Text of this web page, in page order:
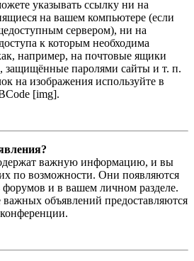
указывать ссылку ни на
на вашем компьютере (если
сервером), ни на
к которым необходима
например, на почтовые ящики
защищённые паролями сайты и т. п.
на изображения используйте в
[img].
важную информацию, и вы
по возможности. Они появляются
форумов и в вашем личном разделе.
важных объявлений предоставляются